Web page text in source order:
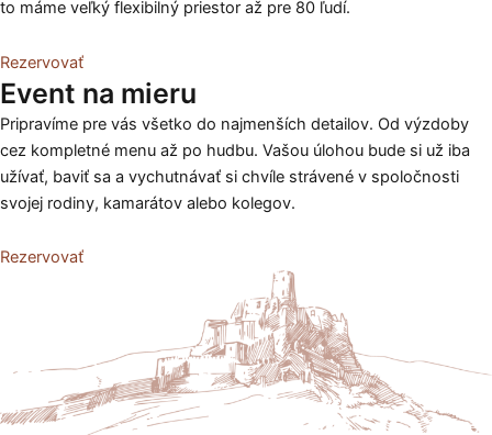
to máme veľký flexibilný priestor až pre 80 ľudí.
Rezervovať
Event na mieru
Pripravíme pre vás všetko do najmenších detailov. Od výzdoby
cez kompletné menu až po hudbu. Vašou úlohou bude si už iba
užívať, baviť sa a vychutnávať si chvíle strávené v spoločnosti
svojej rodiny, kamarátov alebo kolegov.
Rezervovať